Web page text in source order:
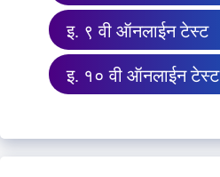
इ. ९ वी ऑनलाईन टेस्ट
इ. १० वी ऑनलाईन टेस्ट